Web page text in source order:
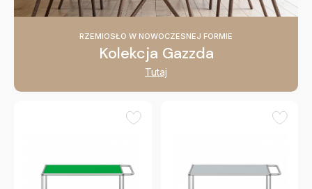
RZEMIOSŁO W NOWOCZESNEJ FORMIE
Kolekcja Gazzda
Tutaj